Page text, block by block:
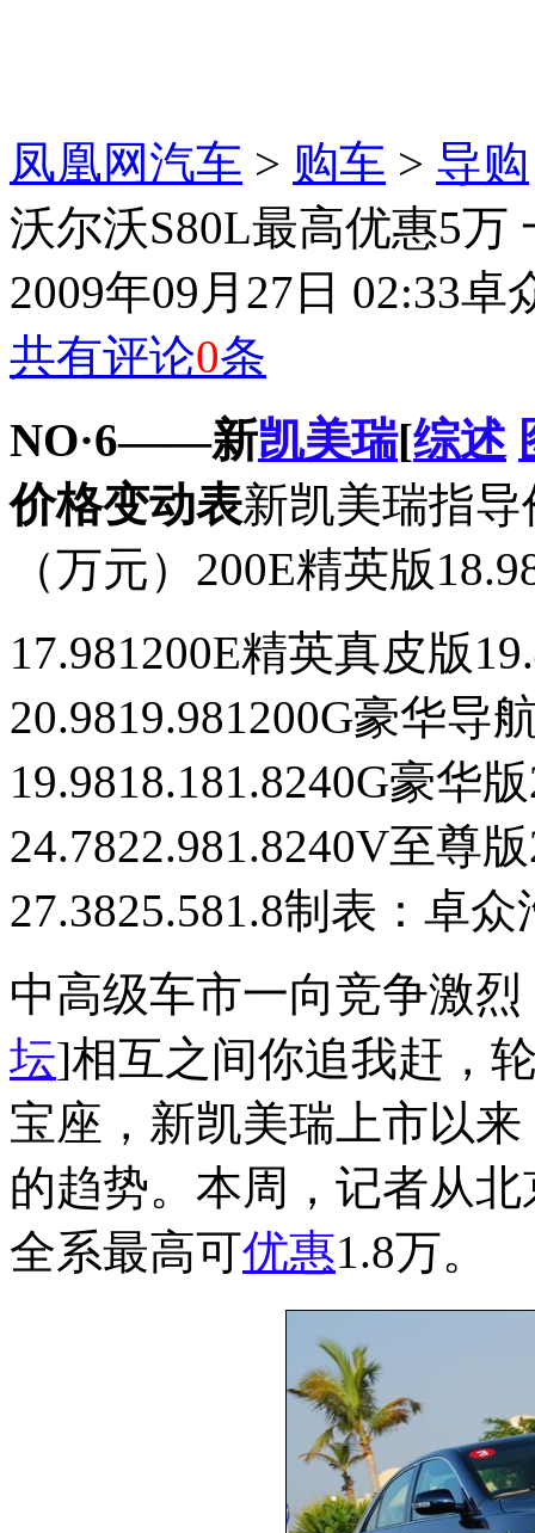
凤凰网汽车 > 购车 > 导购
沃尔沃S80L最高优惠5万
2009年09月27日 02:33卓
共有评论0条
NO·6——新凯美瑞[综述
价格变动表新凯美瑞指
（万元）200E精英版
17.981200E精英真皮版
20.9819.981200G豪华导
19.9818.181.8240G豪华
24.7822.981.8240V至尊
27.3825.581.8制表：卓众
中高级车市一向竞争激
坛]相互之间你追我赶，
宝座，新凯美瑞上市以
的趋势。本周，记者从
全系最高可优惠1.8万。